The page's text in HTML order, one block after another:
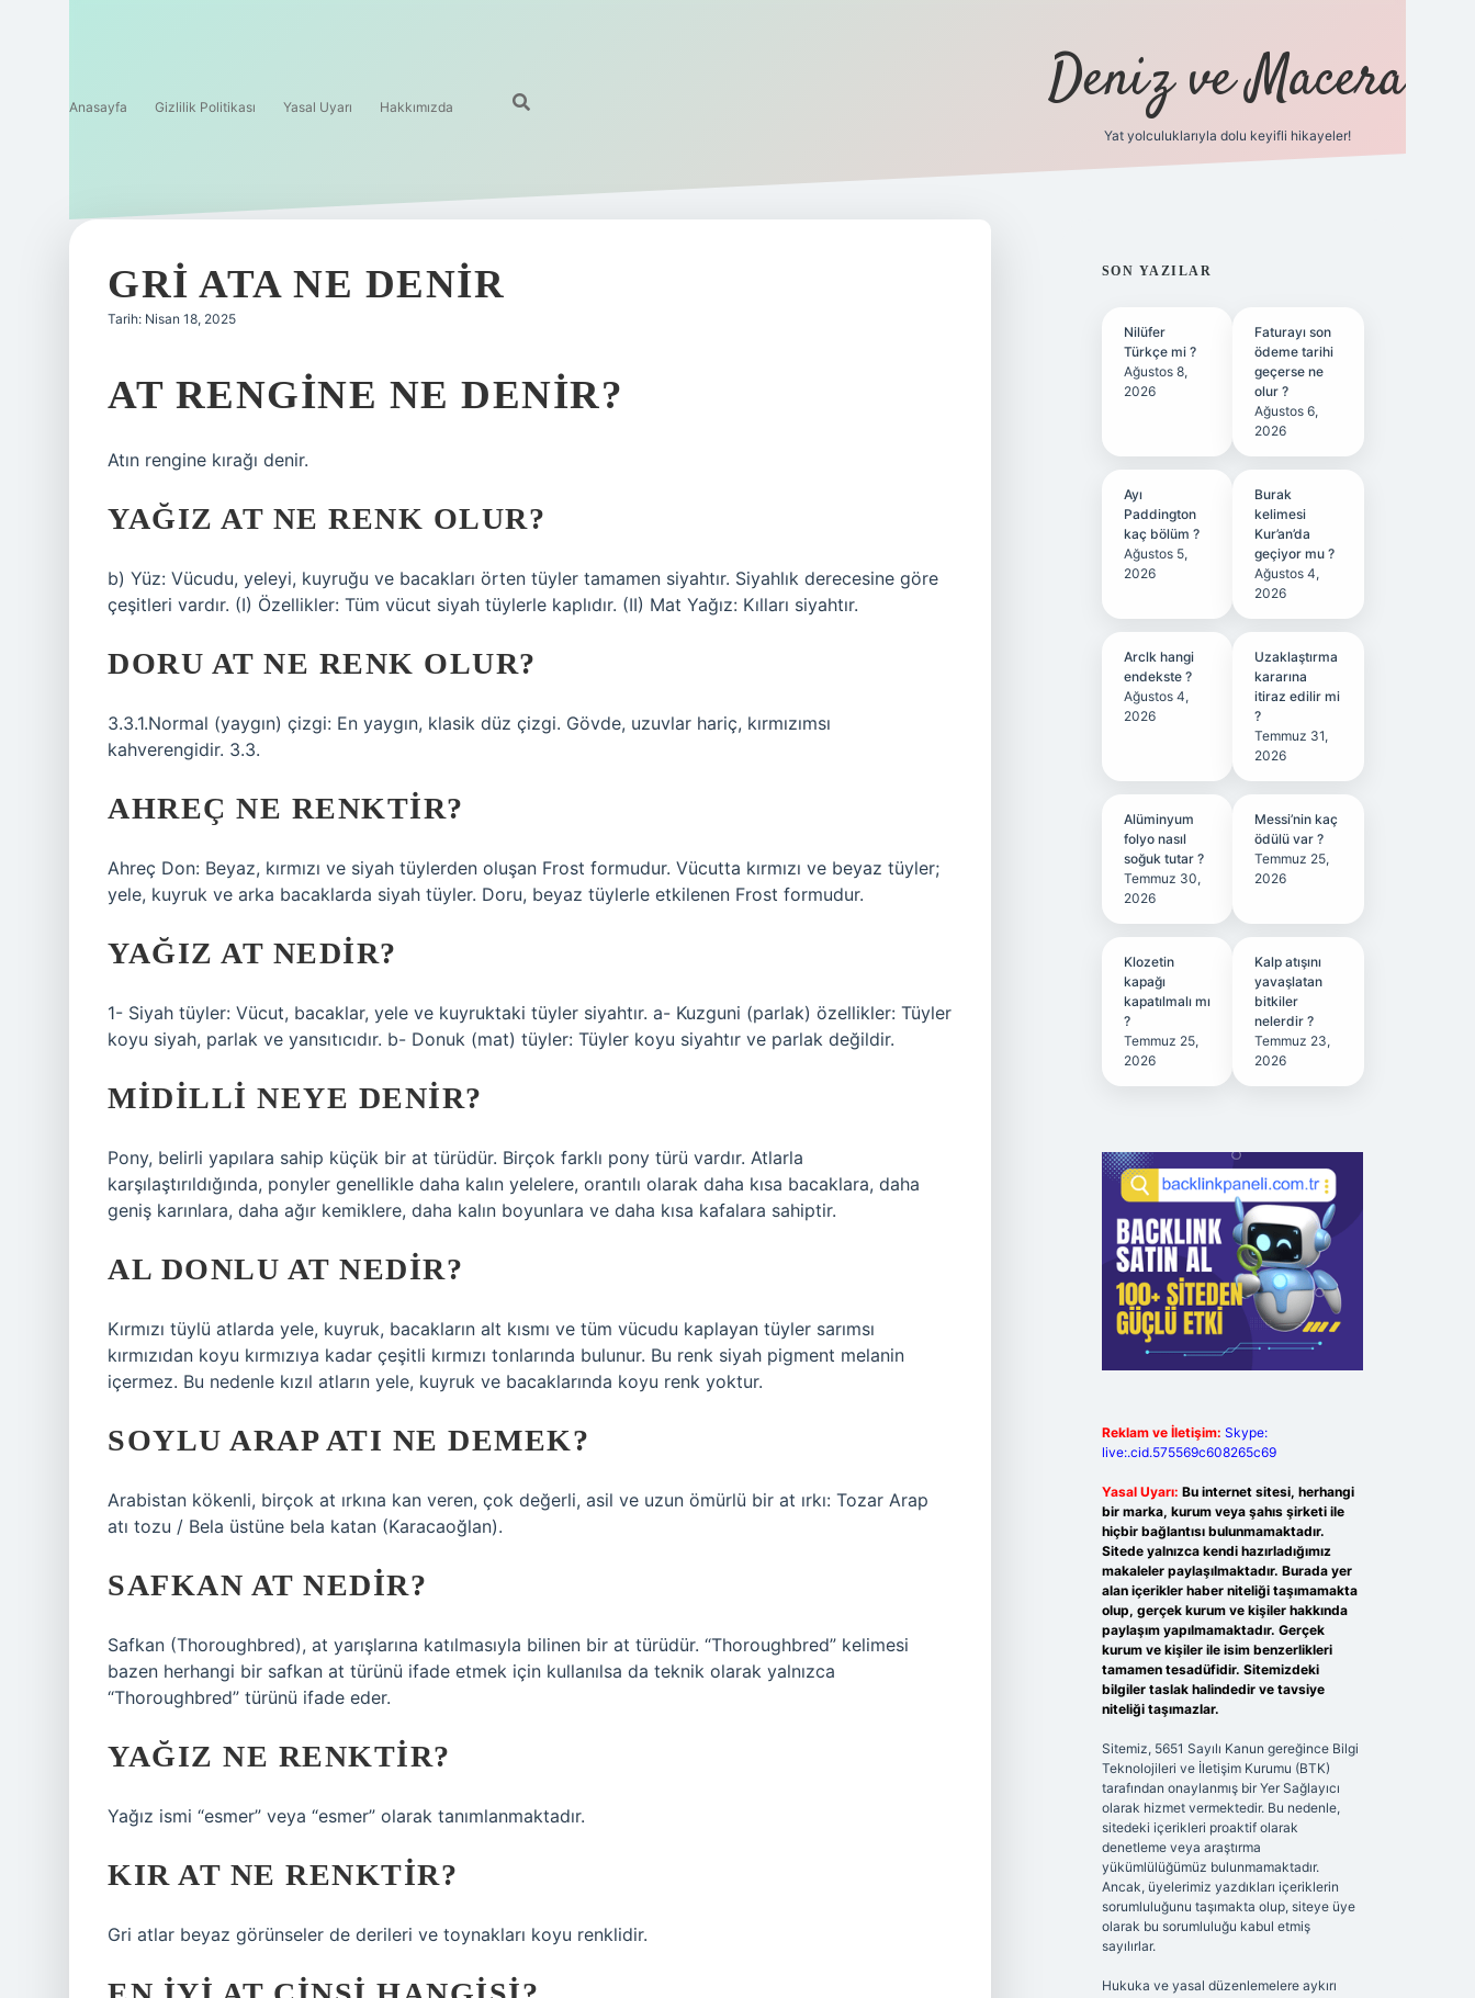
Anasayfa Gizlilik Politikası Yasal Uyarı Hakkımızda Deniz ve Macera
Yat yolculuklarıyla dolu keyifli hikayeler!
GRI ATA NE DENIR
Tarih: Nisan 18, 2025
AT RENGINE NE DENIR?
Atın rengine kırağı denir.
YAĞIZ AT NE RENK OLUR?
b) Yüz: Vücudu, yeleyi, kuyruğu ve bacakları örten tüyler tamamen siyahtır. Siyahlık derecesine göre
çeşitleri vardır. (I) Özellikler: Tüm vücut siyah tüylerle kaplıdır. (II) Mat Yağız: Kılları siyahtır.
DORU AT NE RENK OLUR?
3.3.1.Normal (yaygın) çizgi: En yaygın, klasik düz çizgi. Gövde, uzuvlar hariç, kırmızımsı
kahverengidir. 3.3.
AHREÇ NE RENKTIR?
Ahreç Don: Beyaz, kırmızı ve siyah tüylerden oluşan Frost formudur. Vücutta kırmızı ve beyaz tüyler;
yele, kuyruk ve arka bacaklarda siyah tüyler. Doru, beyaz tüylerle etkilenen Frost formudur.
YAĞIZ AT NEDIR?
1- Siyah tüyler: Vücut, bacaklar, yele ve kuyruktaki tüyler siyahtır. a- Kuzguni (parlak) özellikler: Tüyler
koyu siyah, parlak ve yansıtıcıdır. b- Donuk (mat) tüyler: Tüyler koyu siyahtır ve parlak değildir.
MIDILLI NEYE DENIR?
Pony, belirli yapılara sahip küçük bir at türüdür. Birçok farklı pony türü vardır. Atlarla
karşılaştırıldığında, ponyler genellikle daha kalın yelelere, orantılı olarak daha kısa bacaklara, daha
geniş karınlara, daha ağır kemiklere, daha kalın boyunlara ve daha kısa kafalara sahiptir.
AL DONLU AT NEDIR?
Kırmızı tüylü atlarda yele, kuyruk, bacakların alt kısmı ve tüm vücudu kaplayan tüyler sarımsı
kırmızıdan koyu kırmızıya kadar çeşitli kırmızı tonlarında bulunur. Bu renk siyah pigment melanin
içermez. Bu nedenle kızıl atların yele, kuyruk ve bacaklarında koyu renk yoktur.
SOYLU ARAP ATI NE DEMEK?
Arabistan kökenli, birçok at ırkına kan veren, çok değerli, asil ve uzun ömürlü bir at ırkı: Tozar Arap
atı tozu / Bela üstüne bela katan (Karacaoğlan).
SAFKAN AT NEDIR?
Safkan (Thoroughbred), at yarışlarına katılmasıyla bilinen bir at türüdür. “Thoroughbred” kelimesi
bazen herhangi bir safkan at türünü ifade etmek için kullanılsa da teknik olarak yalnızca
“Thoroughbred” türünü ifade eder.
YAĞIZ NE RENKTIR?
Yağız ismi “esmer” veya “esmer” olarak tanımlanmaktadır.
KIR AT NE RENKTIR?
Gri atlar beyaz görünseler de derileri ve toynakları koyu renklidir.
SIDEBAR
SON YAZILAR
Nilüfer
Türkçe mi ?
Ağustos 8,
2026
Faturayı son
ödeme tarihi
geçerse ne
olur ?
Ağustos 6,
2026
Ayı
Paddington
kaç bölüm ?
Ağustos 5,
2026
Burak
kelimesi
Kur’an’da
geçiyor mu ?
Ağustos 4,
2026
Arclk hangi
endekste ?
Ağustos 4,
2026
Uzaklaştırma
kararına
itiraz edilir mi
?
Temmuz 31,
2026
Alüminyum
folyo nasıl
soğuk tutar ?
Temmuz 30,
2026
Messi’nin kaç
ödülü var ?
Temmuz 25,
2026
Klozetin
kapağı
kapatılmalı mı
?
Temmuz 25,
2026
Kalp atışını
yavaşlatan
bitkiler
nelerdir ?
Temmuz 23,
2026
Reklam ve İletişim: Skype:
live:.cid.575569c608265c69
Yasal Uyarı: Bu internet sitesi, herhangi
bir marka, kurum veya şahıs şirketi ile
hiçbir bağlantısı bulunmamaktadır.
Sitede yalnızca kendi hazırladığımız
makaleler paylaşılmaktadır. Burada yer
alan içerikler haber niteliği taşımamakta
olup, gerçek kurum ve kişiler hakkında
paylaşım yapılmamaktadır. Gerçek
kurum ve kişiler ile isim benzerlikleri
tamamen tesadüfidir. Sitemizdeki
bilgiler taslak halindedir ve tavsiye
niteliği taşımazlar.
Sitemiz, 5651 Sayılı Kanun gereğince Bilgi
Teknolojileri ve İletişim Kurumu (BTK)
tarafından onaylanmış bir Yer Sağlayıcı
olarak hizmet vermektedir. Bu nedenle,
sitedeki içerikleri proaktif olarak
denetleme veya araştırma
yükümlülüğümüz bulunmamaktadır.
Ancak, üyelerimiz yazdıkları içeriklerin
sorumluluğunu taşımakta olup, siteye üye
olarak bu sorumluluğu kabul etmiş
sayılırlar.
Hukuka ve yasal düzenlemelere aykırı